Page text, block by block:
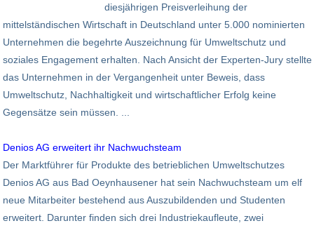
diesjährigen Preisverleihung der
mittelständischen Wirtschaft in Deutschland unter 5.000 nominierten
Unternehmen die begehrte Auszeichnung für Umweltschutz und
soziales Engagement erhalten. Nach Ansicht der Experten-Jury stellte
das Unternehmen in der Vergangenheit unter Beweis, dass
Umweltschutz, Nachhaltigkeit und wirtschaftlicher Erfolg keine
Gegensätze sein müssen. ...
Denios AG erweitert ihr Nachwuchsteam
Der Marktführer für Produkte des betrieblichen Umweltschutzes
Denios AG aus Bad Oeynhausener hat sein Nachwuchsteam um elf
neue Mitarbeiter bestehend aus Auszubildenden und Studenten
erweitert. Darunter finden sich drei Industriekaufleute, zwei